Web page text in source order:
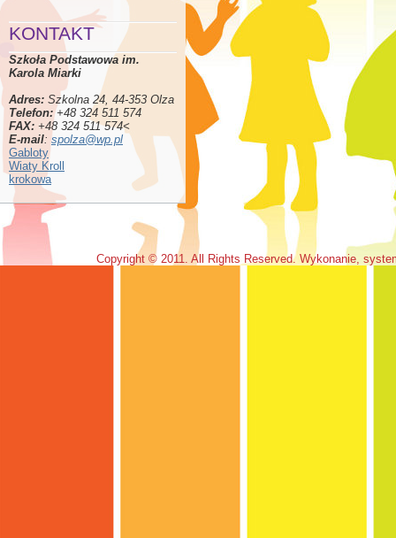
KONTAKT
Szkoła Podstawowa im.
Karola Miarki
Adres: Szkolna 24, 44-353 Olza
Telefon:+48 324 511 574
FAX: +48 324 511 574<
E-mail: spolza@wp.pl
Gabloty
Wiaty Kroll
krokowa
Copyright © 2011. All Rights Reserved. Wykonanie,